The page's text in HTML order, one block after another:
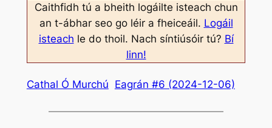
Caithfidh tú a bheith logáilte isteach chun
an t-ábhar seo go léir a fheiceáil. Logáil
isteach le do thoil. Nach síntiúsóir tú? Bí
linn!
Cathal Ó Murchú Eagrán #6 (2024-12-06)